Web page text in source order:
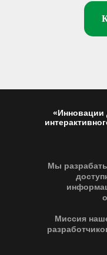
«Инновации
Мы
Миссия